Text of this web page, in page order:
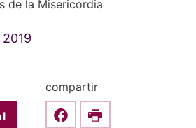
de la Misericordia
compartir
Share this on Facebook
Print